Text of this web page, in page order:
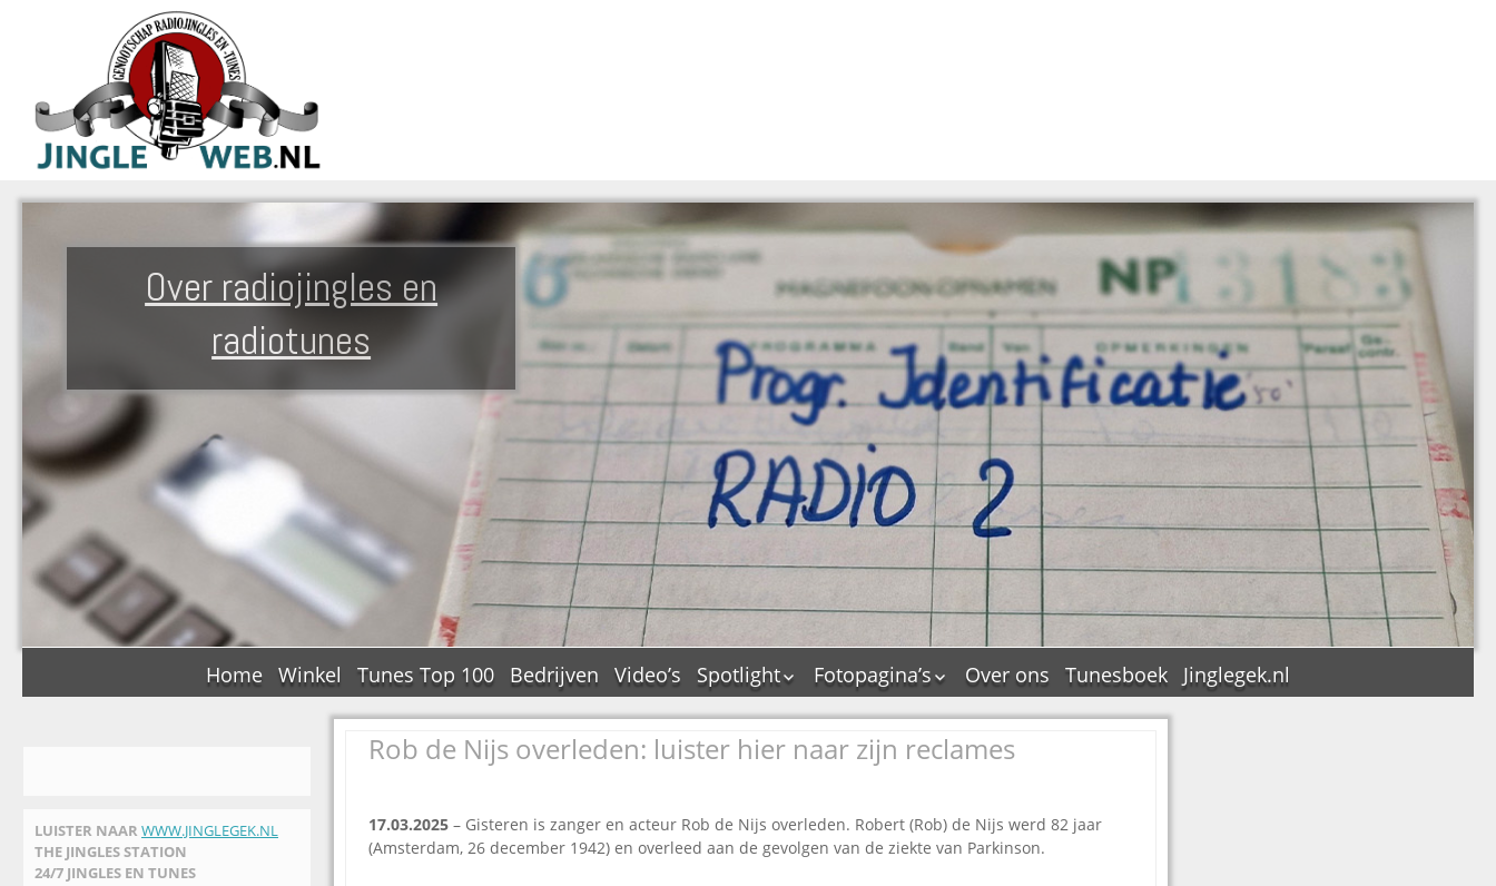
Over radiojingles en
radiotunes
Home Winkel Tunes Top 100 Bedrijven Video’s
Spotlight
De Tourflitsjingle –
wie zijn de makers?
Jingledemo’s en hun
Dallas jingle city
De Tourtune
Fotopagina’s
JAM in pictures
PAMS in pictures
pictures
Top Format in
Over ons Tunesboek Jinglegek.nl
LUISTER NAAR WWW.JINGLEGEK.NL
THE JINGLES STATION
24/7 JINGLES EN TUNES
Rob de Nijs overleden: luister hier naar zijn reclames
17.03.2025 – Gisteren is zanger en acteur Rob de Nijs overleden. Robert (Rob) de Nijs werd 82 jaar
(Amsterdam, 26 december 1942) en overleed aan de gevolgen van de ziekte van Parkinson.